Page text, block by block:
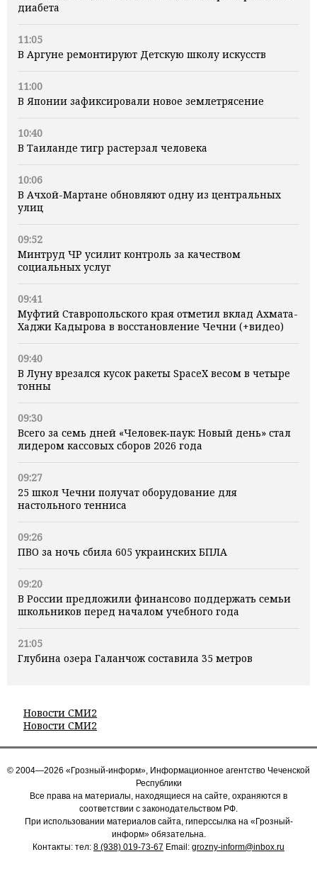
диабета
11:05
В Аргуне ремонтируют Детскую школу искусств
11:00
В Японии зафиксировали новое землетрясение
10:40
В Таиланде тигр растерзал человека
10:06
В Ачхой-Мартане обновляют одну из центральных
улиц
09:52
Минтруд ЧР усилит контроль за качеством
социальных услуг
09:41
Муфтий Ставропольского края отметил вклад Ахмата-
Хаджи Кадырова в восстановление Чечни (+видео)
09:40
В Луну врезался кусок ракеты SpaceX весом в четыре
тонны
09:30
Всего за семь дней «Человек‑паук: Новый день» стал
лидером кассовых сборов 2026 года
09:27
25 школ Чечни получат оборудование для
настольного тенниса
09:26
ПВО за ночь сбила 605 украинских БПЛА
09:20
В России предложили финансово поддержать семьи
школьников перед началом учебного года
21:05
Глубина озера Галанчож составила 35 метров
Новости СМИ2
Новости СМИ2
© 2004—2026 «Грозный-информ», Информационное агентство Чеченской
Республики
Все права на материалы, находящиеся на сайте, охраняются в
соответствии с законодательством РФ.
При использовании материалов сайта, гиперссылка на «Грозный-
информ» обязательна.
Контакты: тел: 8 (938) 019-73-67 Email: grozny-inform@inbox.ru